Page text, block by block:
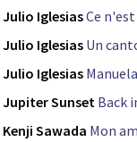
Julio IglesiasCe
Julio Iglesias Un
Julio Iglesias Manuela
Jupiter Sunset Back
Kenji Sawada Mon